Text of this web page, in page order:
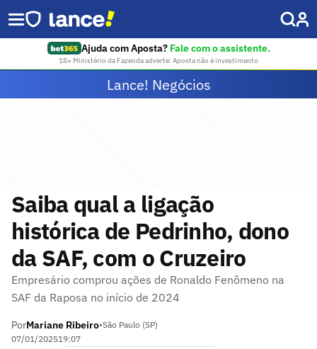
Ajuda com Aposta? Fale com o assistente.
18+ Ministério da Fazenda adverte: Aposta não é investimento
Lance! Negócios
Saiba qual a ligação
histórica de Pedrinho, dono
da SAF, com o Cruzeiro
Empresário comprou ações de Ronaldo Fenômeno na
SAF da Raposa no início de 2024
PorMariane Ribeiro•São Paulo (SP)
07/01/202519:07